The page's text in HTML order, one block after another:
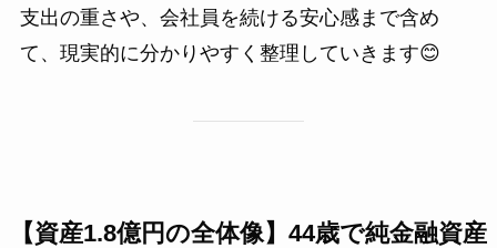
支出の重さや、会社員を続ける安心感まで含め
て、現実的に分かりやすく整理していきます😊
【資産1.8億円の全体像】44歳で純金融資産